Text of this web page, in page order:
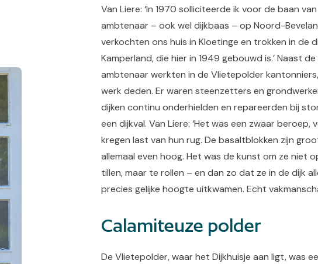
Van Liere: ‘In 1970 solliciteerde ik voor de baan
ambtenaar – ook wel dijkbaas – op Noord-
verkochten ons huis in Kloetinge en trokken in de
Kamperland, die hier in 1949 gebouwd is.’ Naast
ambtenaar werkten in de Vlietepolder
werk deden. Er waren steenzetters en
dijken continu onderhielden en repareerden bij
een dijkval. Van Liere: ‘Het was een zwaar beroep,
kregen last van hun rug. De basaltblokken zijn
allemaal even hoog. Het was de kunst om ze niet
tillen, maar te rollen – en dan zo dat ze in de dijk
precies gelijke hoogte uitkwamen. Echt
Calamiteuze polder
De Vlietepolder, waar het Dijkhuisje aan ligt, was